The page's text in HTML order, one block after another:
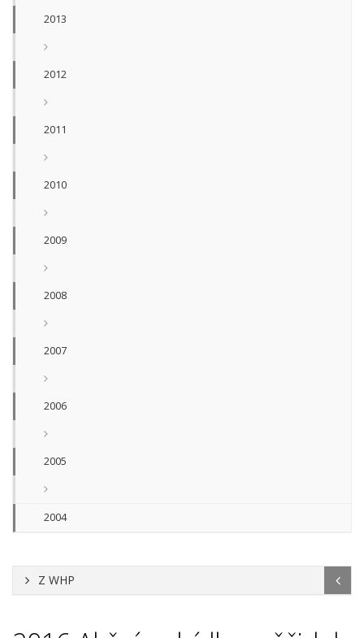
2013
2012
2011
2010
2009
2008
2007
2006
2005
2004
Z WHP